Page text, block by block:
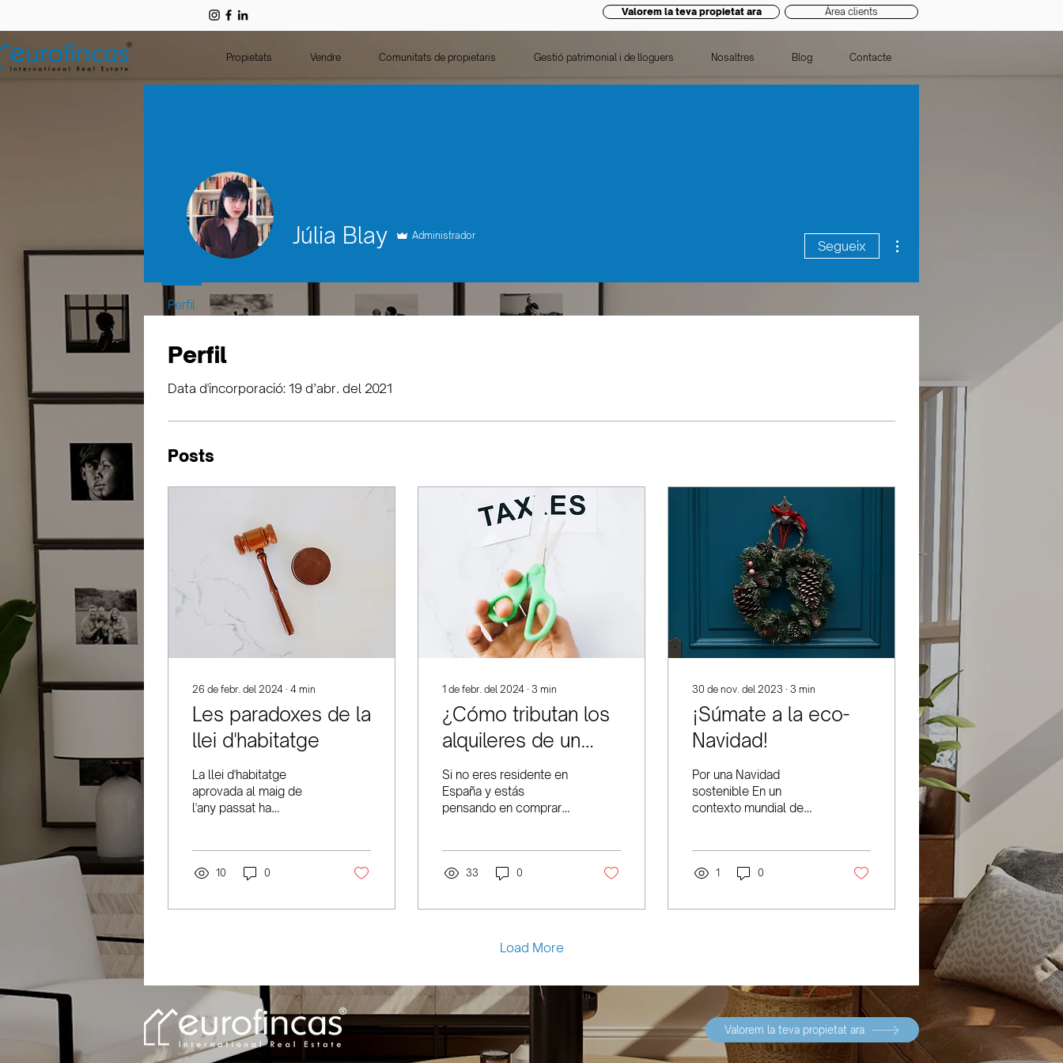
Valorem la teva propietat ara Àrea clients
Propietats Vendre Comunitats de propietaris Gestió patrimonial i de lloguers Nosaltres Blog Contacte
Perfil
Data d'incorporació: 19 d’abr. del 2021
Posts
26 de febr. del 2024 ∙ 4 min
Les paradoxes de la
llei d'habitatge
La llei d'habitatge
aprovada al maig de
l'any passat ha
inquilins. A...
10 0
1 de febr. del 2024 ∙ 3 min
¿Cómo tributan los
alquileres de un
inmueble propiedad
de una persona no
residente?
Si no eres residente en
España y estás
pensando en comprar
alquilarla, te...
33 0
30 de nov. del 2023 ∙ 3 min
¡Súmate a la eco-
Navidad!
Por una Navidad
sostenible En un
contexto mundial de
acción cuenta. Cada
1 0
Load More
Júlia Blay Administrador
Segueix
Perfil
Valorem la teva propietat ara